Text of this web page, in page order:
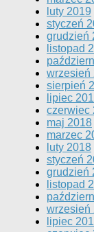
luty 2019
styczeń
grudzień
listopad
wrzesień
sierpień
lipiec
czerwiec
maj 2018
marzec
luty 2018
styczeń
grudzień
listopad
wrzesień
lipiec